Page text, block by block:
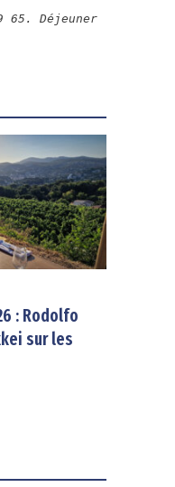
65. Déjeuner
: Rodolfo
sur les